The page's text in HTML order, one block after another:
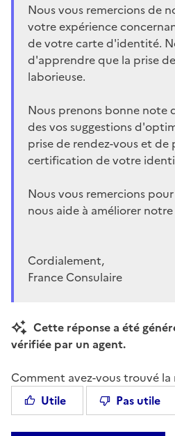
Nous vous remercions de
votre expérience
de votre carte d'identité.
d'apprendre que la prise
laborieuse.
Nous prenons bonne note
des vos suggestions
prise de rendez-vous et de
certification de votre
Nous vous remercions
nous aide à améliorer notre
Cordialement,
France Consulaire
Cette réponse a été
vérifiée par un agent.
Comment avez-vous trouvé la
Utile
Pas utile